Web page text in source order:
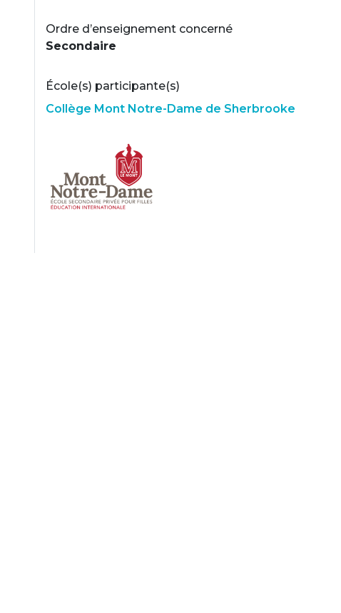
Ordre d’enseignement concerné
Secondaire
École(s) participante(s)
Collège Mont Notre-Dame de Sherbrooke